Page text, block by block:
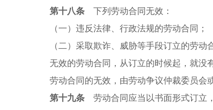
第十八条 下列劳动合同无效：
（一）违反法律、行政法规的劳动合同；
（二）采取欺诈、威胁等手段订立的劳动合
无效的劳动合同，从订立的时候起，就没
劳动合同的无效，由劳动争议仲裁委员会
第十九条 劳动合同应当以书面形式订立